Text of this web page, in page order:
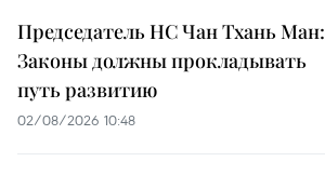
Председатель НС Чан Тхань Ман:
Законы должны прокладывать
путь развитию
02/08/2026 10:48